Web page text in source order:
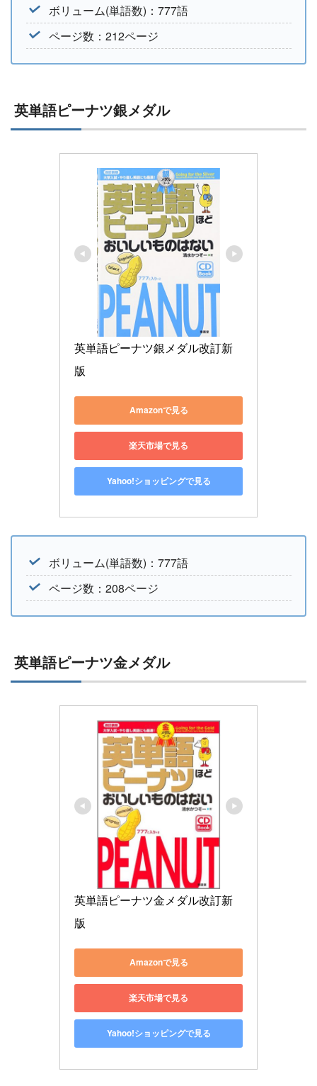
ボリューム(単語数)：777語
ページ数：212ページ
英単語ピーナツ銀メダル
英単語ピーナツ銀メダル改訂新
版
Amazonで見る
楽天市場で見る
Yahoo!ショッピングで見る
ボリューム(単語数)：777語
ページ数：208ページ
英単語ピーナツ金メダル
英単語ピーナツ金メダル改訂新
版
Amazonで見る
楽天市場で見る
Yahoo!ショッピングで見る